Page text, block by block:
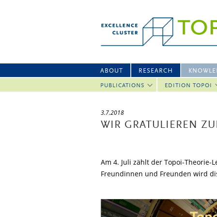
ABOUT RESEARCH
PUBLICATIONS EDITION TOPOI
3.7.2018
WIR GRATULIEREN
Am 4. Juli zählt der Topoi-Theorie-
Freundinnen und Freunden wird